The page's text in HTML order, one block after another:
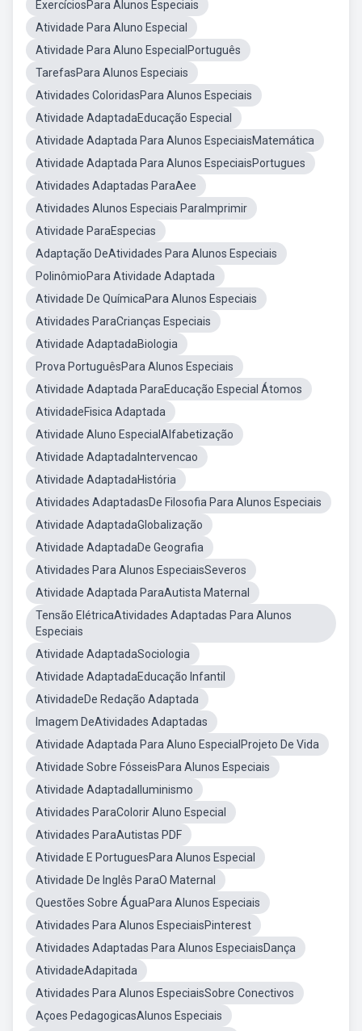
ExercíciosPara Alunos Especiais
Atividade Para Aluno Especial
Atividade Para Aluno EspecialPortuguês
TarefasPara Alunos Especiais
Atividades ColoridasPara Alunos Especiais
Atividade AdaptadaEducação Especial
Atividade Adaptada Para Alunos EspeciaisMatemática
Atividade Adaptada Para Alunos EspeciaisPortugues
Atividades Adaptadas ParaAee
Atividades Alunos Especiais ParaImprimir
Atividade ParaEspecias
Adaptação DeAtividades Para Alunos Especiais
PolinômioPara Atividade Adaptada
Atividade De QuímicaPara Alunos Especiais
Atividades ParaCrianças Especiais
Atividade AdaptadaBiologia
Prova PortuguêsPara Alunos Especiais
Atividade Adaptada ParaEducação Especial Átomos
AtividadeFisica Adaptada
Atividade Aluno EspecialAlfabetização
Atividade AdaptadaIntervencao
Atividade AdaptadaHistória
Atividades AdaptadasDe Filosofia Para Alunos Especiais
Atividade AdaptadaGlobalização
Atividade AdaptadaDe Geografia
Atividades Para Alunos EspeciaisSeveros
Atividade Adaptada ParaAutista Maternal
Tensão ElétricaAtividades Adaptadas Para Alunos
Especiais
Atividade AdaptadaSociologia
Atividade AdaptadaEducação Infantil
AtividadeDe Redação Adaptada
Imagem DeAtividades Adaptadas
Atividade Adaptada Para Aluno EspecialProjeto De Vida
Atividade Sobre FósseisPara Alunos Especiais
Atividade AdaptadaIluminismo
Atividades ParaColorir Aluno Especial
Atividades ParaAutistas PDF
Atividade E PortuguesPara Alunos Especial
Atividade De Inglês ParaO Maternal
Questões Sobre ÁguaPara Alunos Especiais
Atividades Para Alunos EspeciaisPinterest
Atividades Adaptadas Para Alunos EspeciaisDança
AtividadeAdapitada
Atividades Para Alunos EspeciaisSobre Conectivos
Açoes PedagogicasAlunos Especiais